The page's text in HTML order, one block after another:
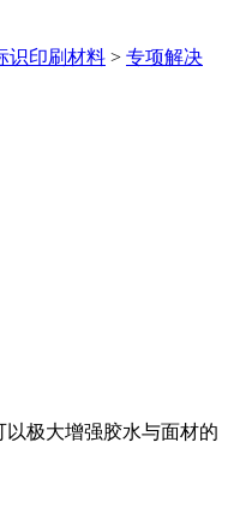
识印刷材料 > 专项解决
极大增强胶水与面材的